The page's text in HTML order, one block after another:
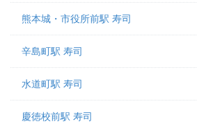
熊本城・市役所前駅 寿司
辛島町駅 寿司
水道町駅 寿司
慶徳校前駅 寿司